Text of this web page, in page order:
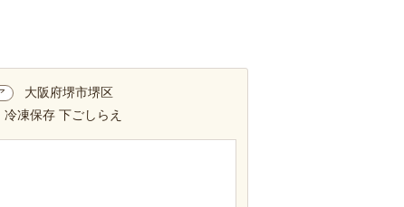
大阪府堺市堺区
凍保存 下ごしらえ